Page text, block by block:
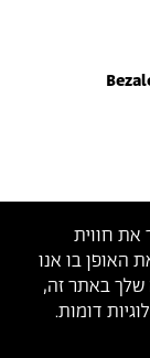
את חווית
האופן בו אנו
שלך באתר זה,
דומות.